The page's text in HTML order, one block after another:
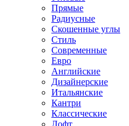
Прямые
Радиусные
Скошенные углы
Стиль
Современные
Евро
Английские
Дизайнерские
Итальянские
Кантри
Классические
Лофт